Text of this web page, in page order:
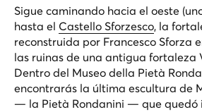
Sigue caminando hacia el oeste
hasta el Castello Sforzesco, la
reconstruida por Francesco Sforza
las ruinas de una antigua fortaleza
Dentro del Museo della Pietà
encontrarás la última escultura de
— la Pietà Rondanini — que quedó